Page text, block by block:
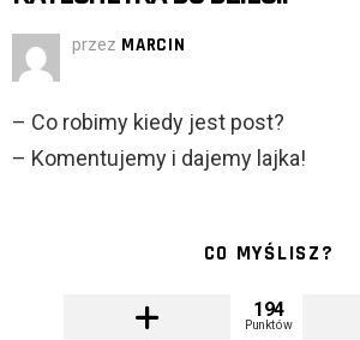
przez MARCIN
– Co robimy kiedy jest post?
– Komentujemy i dajemy lajka!
CO MYŚLISZ?
194
Punktów